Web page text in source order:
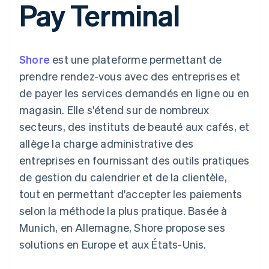
Moyens de
paiement
Accès à plus
Terminal
personne
Authorization
Boost
Acceptation
optimisée
Paiements
accélérés
Financial
Connections
Comptes
financiers
associés
Recognition
Comptabilité
automatisée
personnalisés
Data Pipeline
Synchronisation
des données
l’application
Marketplaces
Gestion financière
Par secteur
Entreprises d'IA
créateurs
Jeux
loisirs
Assurance
Médias et
divertissements
Organisations à but
non lucratif
Services aux
Gérer des
abonnements
Proposer une
bancaires adossées à
des stablecoins
Fournir et gérer des
services avec des
agents
Ressources
Intégrations
d'applications
Exemples de code
Blog des développeurs
État de l'API
Entreprise
Sessions : conférence
Carrières
Communiqués de
presse
Stripe Press
Contact
Contacter notre équipe
Devenir partenaire
Pay Terminal
Shore est une plateforme permettant de
prendre rendez-vous avec des entreprises et
de payer les services demandés en ligne ou en
magasin. Elle s'étend sur de nombreux
secteurs, des instituts de beauté aux cafés, et
allège la charge administrative des
entreprises en fournissant des outils pratiques
de gestion du calendrier et de la clientèle,
tout en permettant d'accepter les paiements
selon la méthode la plus pratique. Basée à
Munich, en Allemagne, Shore propose ses
solutions en Europe et aux États-Unis.